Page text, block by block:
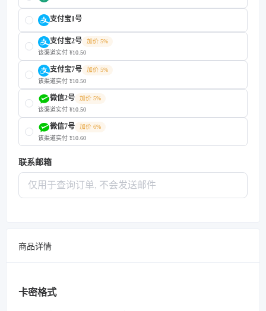
支付宝1号
支付宝2号
加价 5%
该渠道实付 ¥10.50
支付宝7号
加价 5%
该渠道实付 ¥10.50
微信2号
加价 5%
该渠道实付 ¥10.50
微信7号
加价 6%
该渠道实付 ¥10.60
联系邮箱
商品详情
卡密格式